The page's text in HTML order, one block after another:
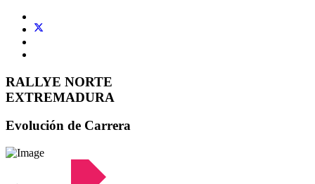
RALLYE NORTE
EXTREMADURA
Evolución de Carrera